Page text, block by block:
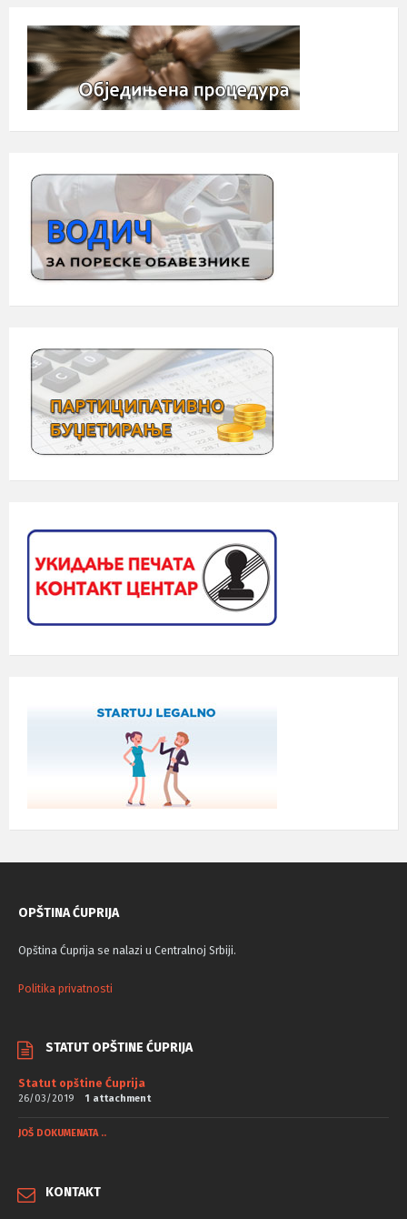
OPŠTINA ĆUPRIJA
Opština Ćuprija se nalazi u Centralnoj Srbiji.
Politika privatnosti
STATUT OPŠTINE ĆUPRIJA
Statut opštine Ćuprija
26/03/2019 1 attachment
JOŠ DOKUMENATA ..
KONTAKT